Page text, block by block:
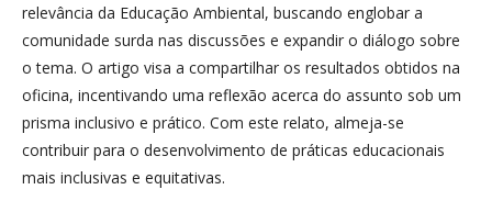
relevância da Educação Ambiental, buscando englobar a
comunidade surda nas discussões e expandir o diálogo sobre
o tema. O artigo visa a compartilhar os resultados obtidos na
oficina, incentivando uma reflexão acerca do assunto sob um
prisma inclusivo e prático. Com este relato, almeja-se
contribuir para o desenvolvimento de práticas educacionais
mais inclusivas e equitativas.